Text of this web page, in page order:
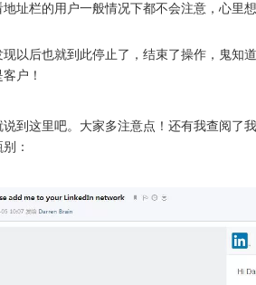
地址栏的用户一般情况下都不会注意，心里
现以后也就到此停止了，结束了操作，鬼知
户！
说到这里吧。大家多注意点！还有我查阅了
：